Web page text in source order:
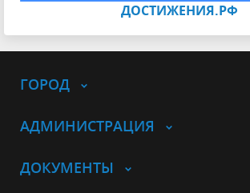
ДОСТИЖЕНИЯ.РФ
ГОРОД
АДМИНИСТРАЦИЯ
ДОКУМЕНТЫ